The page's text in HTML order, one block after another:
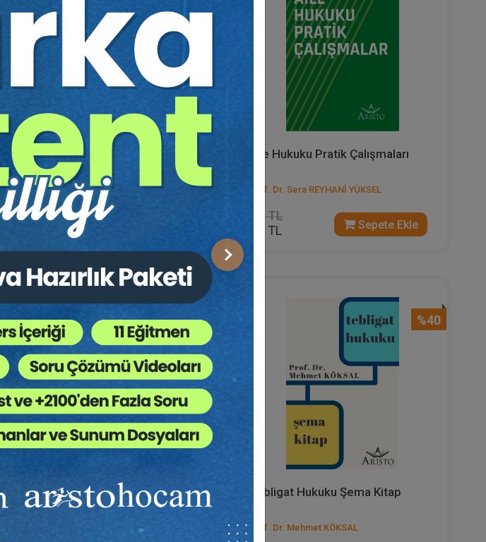
Sonraki
LEX Türk Borçlar Kanunu (TBK)
Prof. Dr. Şebnem AKİPEK ÖCAL
600 TL
Aile Hukuku Pratik Çalışmaları
Prof. Dr. Sera REYHANİ YÜKSEL
225 TL
135 TL Sepete Ekle
%40
Tebligat Kanunu ve İlgili Mevzuat
%40
Tebligat Hukuku Şema Kitap
Prof. Dr. Mehmet KÖKSAL